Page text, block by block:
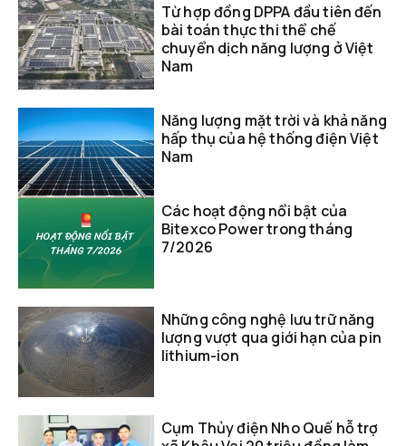
Từ hợp đồng DPPA đầu tiên đến
bài toán thực thi thể chế
chuyển dịch năng lượng ở Việt
Nam
Năng lượng mặt trời và khả năng
hấp thụ của hệ thống điện Việt
Nam
Các hoạt động nổi bật của
Bitexco Power trong tháng
7/2026
Những công nghệ lưu trữ năng
lượng vượt qua giới hạn của pin
lithium-ion
Cụm Thủy điện Nho Quế hỗ trợ